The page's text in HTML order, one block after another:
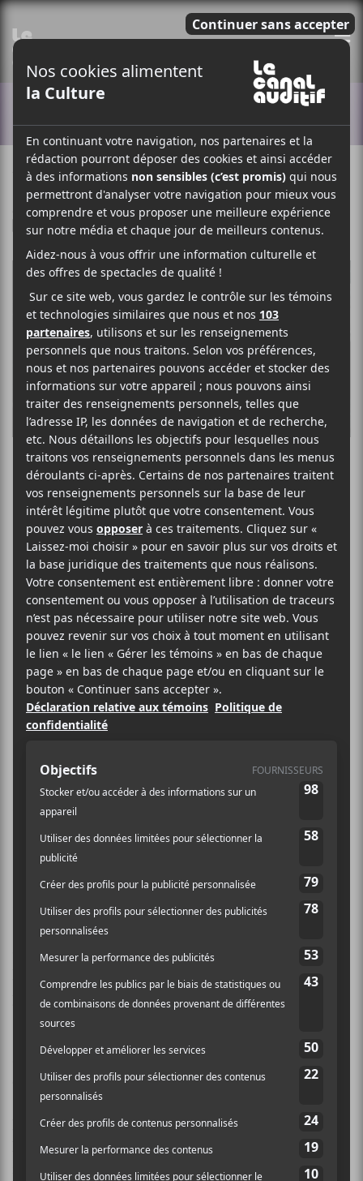
11 SEPTEMBRE 2020
PARELOÏSE LÉVEILLÉ-CHAGNON
/ ROCK
F
A
C
E
O
O
K
T
W
I
T
E
R
P
A
R
T
G
E
R
NOTHING
annonce un 4e
album et partage
le simple «Say
Less»
Le groupe américain post-rock à
retour avec un quatrième album
studio grandement attendu,
Great Dismal. La formation
partageait ce matin le premier simple
de l’opus,Say Less, que l’on peut
découvrir au bas de cet article.
C’est durant le confinement que les membres de
NOTHING ont enregistré le long jeu auprès du
producteur Will Yip.
Selon les informations recueillies au sein du
communiqué de presse annonçant la nouvelle,The
Great Dismalexplorera les thèmes existentialistes de
l’isolation, de l’extinction et des comportements
humains face aux crises mondiales auxquelles nous
faisons face.